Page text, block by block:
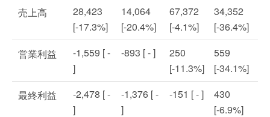
売上高
28,423
[-17.3%]
14,064
[-20.4%]
67,372
[-4.1%]
34,352
[-36.4%]
営業利益
-1,559 [ -
]
-893 [ - ]
250
[-11.3%]
559
[-34.1%]
最終利益
-2,478 [ -
]
-1,376 [ -
]
-151 [ - ]
430
[-6.9%]